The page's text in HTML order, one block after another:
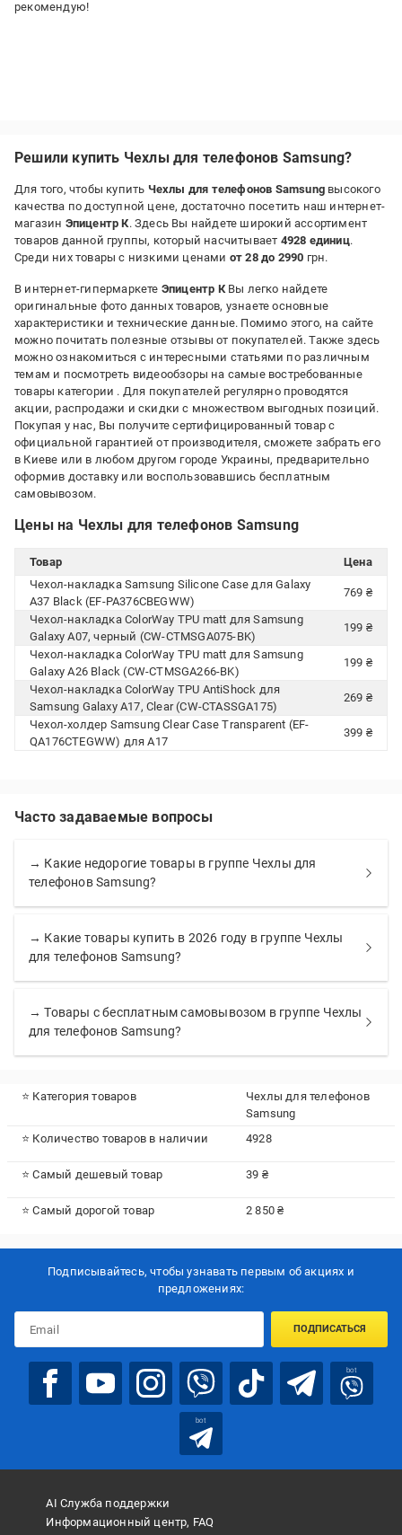
рекомендую!
Решили купить Чехлы для телефонов Samsung?
Для того, чтобы купить Чехлы для телефонов Samsung высокого
качества по доступной цене, достаточно посетить наш интернет-
магазин Эпицентр К. Здесь Вы найдете широкий ассортимент
товаров данной группы, который насчитывает 4928 единиц.
Среди них товары с низкими ценами от 28 до 2990 грн.
В интернет-гипермаркете Эпицентр КВы легко найдете
оригинальные фото данных товаров, узнаете основные
характеристики и технические данные. Помимо этого, на сайте
можно почитать полезные отзывы от покупателей. Также здесь
можно ознакомиться с интересными статьями по различным
темам и посмотреть видеообзоры на самые востребованные
товары категории . Для покупателей регулярно проводятся
акции, распродажи и скидки с множеством выгодных позиций.
Покупая у нас, Вы получите сертифицированный товар с
официальной гарантией от производителя, сможете забрать его
в Киеве или в любом другом городе Украины, предварительно
оформив доставку или воспользовавшись бесплатным
самовывозом.
Цены на Чехлы для телефонов Samsung
Товар
Цена
Чехол-накладка Samsung Silicone Case для Galaxy
A37 Black (EF-PA376CBEGWW)
769 ₴
Чехол-накладка ColorWay TPU matt для Samsung
Galaxy A07, черный (CW-CTMSGA075-BK)
199 ₴
Чехол-накладка ColorWay TPU matt для Samsung
Galaxy A26 Black (CW-CTMSGA266-BK)
199 ₴
Чехол-накладка ColorWay TPU AntiShock для
Samsung Galaxy A17, Clear (CW-CTASSGA175)
269 ₴
Чехол-холдер Samsung Clear Case Transparent (EF-
QA176CTEGWW) для A17
399 ₴
Часто задаваемые вопросы
→ Какие недорогие товары в группе Чехлы для
телефонов Samsung?
→ Какие товары купить в 2026 году в группе Чехлы
для телефонов Samsung?
→ Товары с бесплатным самовывозом в группе Чехлы
для телефонов Samsung?
⭐ Категория товаров
Чехлы для телефонов
Samsung
⭐ Количество товаров в наличии
4928
⭐ Самый дешевый товар 39 ₴
⭐ Самый дорогой товар 2 850 ₴
Подписывайтесь, чтобы узнавать первым об акцияx и
предложениях:
ПОДПИСАТЬСЯ
bot
bot
AI Служба поддержки
Информационный центр, FAQ